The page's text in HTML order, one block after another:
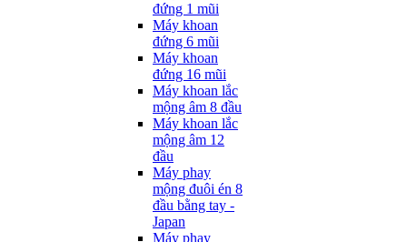
đứng 1 mũi
Máy khoan
đứng 6 mũi
Máy khoan
đứng 16 mũi
Máy khoan lắc
mộng âm 8 đầu
Máy khoan lắc
mộng âm 12
đầu
Máy phay
mộng đuôi én 8
đầu bằng tay -
Japan
Máy phay